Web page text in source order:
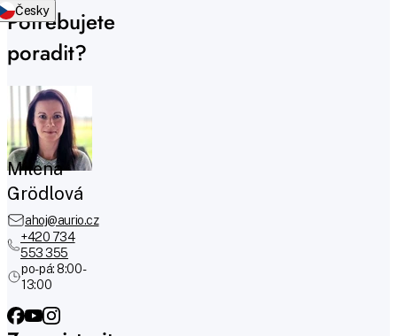
Potřebujete
poradit?
Milena
Grödlová
ahoj@aurio.cz
+420 734
553 355
po-pá: 8:00 -
13:00
Česky